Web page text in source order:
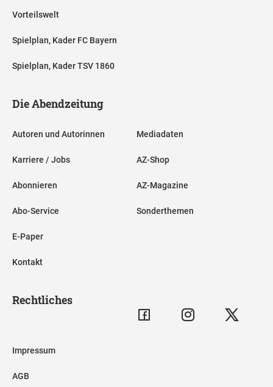
Vorteilswelt
Spielplan, Kader FC Bayern
Spielplan, Kader TSV 1860
Die Abendzeitung
Autoren und Autorinnen
Karriere / Jobs
Abonnieren
Abo-Service
E-Paper
Kontakt
Mediadaten
AZ-Shop
AZ-Magazine
Sonderthemen
Rechtliches
Impressum
AGB